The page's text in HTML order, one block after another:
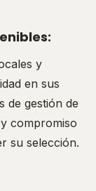
y
en sus
de gestión de
compromiso
su selección.